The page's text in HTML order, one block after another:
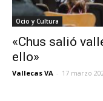
Ocio y Cultura
«Chus salió
ello»
Vallecas VA - 17 marzo